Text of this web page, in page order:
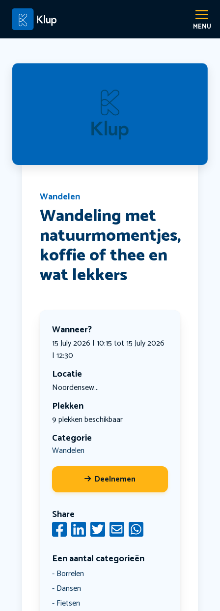
Wandelen
Wandeling met
natuurmomentjes,
koffie of thee en
wat lekkers
Wanneer?
15 July 2026 | 10:15 tot 15 July 2026
| 12:30
Locatie
Noordensew...
Plekken
9 plekken beschikbaar
Categorie
Wandelen
Deelnemen
Share
Een aantal categorieën
Borrelen
Dansen
Fietsen